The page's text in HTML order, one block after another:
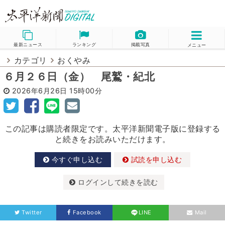
最新ニュース ランキング 掲載写真 メニュー
カテゴリ おくやみ
６月２６日（金） 尾鷲・紀北
2026年6月26日 15時00分
この記事は購読者限定です。太平洋新聞電子版に登録する
と続きをお読みいただけます。
今すぐ申し込む 試読を申し込む
ログインして続きを読む
Twitter Facebook LINE Mail